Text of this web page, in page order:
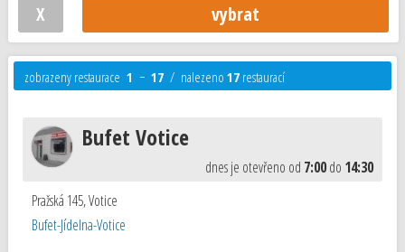
zobrazeny restaurace 1 − 17/ nalezeno 17restaurací
Bufet Votice
dnes je otevřeno od 7:00do 14:30
Pražská 145,Votice
Bufet-Jídelna-Votice